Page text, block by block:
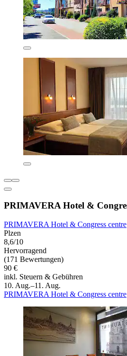
PRIMAVERA Hotel &
PRIMAVERA Hotel & Congress centre
Plzen
8,6/10
Hervorragend
(171 Bewertungen)
90 €
inkl. Steuern & Gebühren
10. Aug.–11. Aug.
PRIMAVERA Hotel & Congress centre